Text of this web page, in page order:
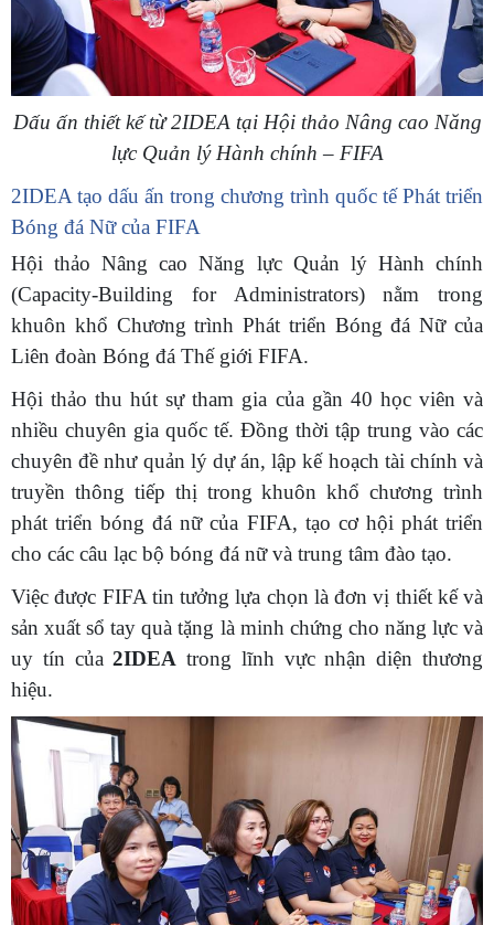
Dấu ấn thiết kế từ 2IDEA tại Hội thảo Nâng cao Năng
lực Quản lý Hành chính – FIFA
2IDEA tạo dấu ấn trong chương trình quốc tế Phát triển
Bóng đá Nữ của FIFA
Hội thảo Nâng cao Năng lực Quản lý Hành chính
(Capacity-Building for Administrators) nằm trong
khuôn khổ Chương trình Phát triển Bóng đá Nữ của
Liên đoàn Bóng đá Thế giới FIFA.
Hội thảo thu hút sự tham gia của gần 40 học viên và
nhiều chuyên gia quốc tế. Đồng thời tập trung vào các
chuyên đề như quản lý dự án, lập kế hoạch tài chính và
truyền thông tiếp thị trong khuôn khổ chương trình
phát triển bóng đá nữ của FIFA, tạo cơ hội phát triển
cho các câu lạc bộ bóng đá nữ và trung tâm đào tạo.
Việc được FIFA tin tưởng lựa chọn là đơn vị thiết kế và
sản xuất sổ tay quà tặng là minh chứng cho năng lực và
uy tín của2IDEA trong lĩnh vực nhận diện thương
hiệu.